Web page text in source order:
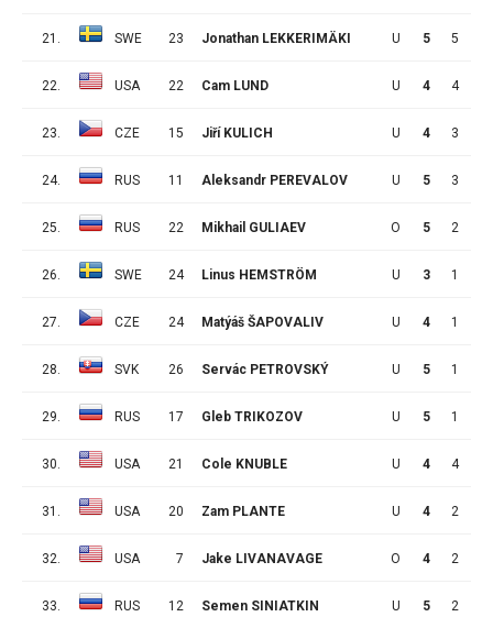
21. SWE 23 Jonathan LEKKERIMÄKI U 5 5
22. USA 22 Cam LUND U 4 4
23. CZE 15 Jiří KULICH U 4 3
24. RUS 11 Aleksandr PEREVALOV U 5 3
25. RUS 22 Mikhail GULIAEV O 5 2
26. SWE 24 Linus HEMSTRÖM U 3 1
27. CZE 24 Matýáš ŠAPOVALIV U 4 1
28. SVK 26 Servác PETROVSKÝ U 5 1
29. RUS 17 Gleb TRIKOZOV U 5 1
30. USA 21 Cole KNUBLE U 4 4
31. USA 20 Zam PLANTE U 4 2
32. USA 7 Jake LIVANAVAGE O 4 2
33. RUS 12 Semen SINIATKIN U 5 2